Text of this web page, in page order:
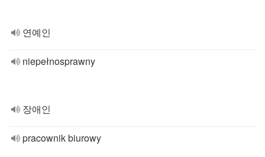
연예인
niepełnosprawny
장애인
pracownik biurowy